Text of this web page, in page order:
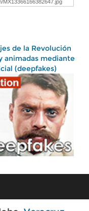
de la Revolución
animadas mediante
(deepfakes)